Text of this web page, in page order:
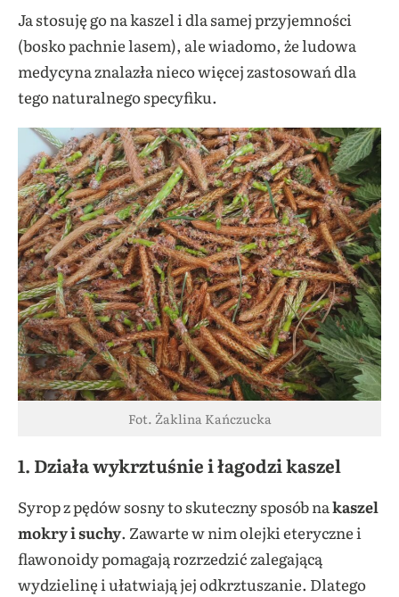
Ja stosuję go na kaszel i dla samej przyjemności
(bosko pachnie lasem), ale wiadomo, że ludowa
medycyna znalazła nieco więcej zastosowań dla
tego naturalnego specyfiku.
Fot. Żaklina Kańczucka
1. Działa wykrztuśnie i łagodzi kaszel
Syrop z pędów sosny to skuteczny sposób nakaszel
mokry i suchy. Zawarte w nim olejki eteryczne i
flawonoidy pomagają rozrzedzić zalegającą
wydzielinę i ułatwiają jej odkrztuszanie. Dlatego